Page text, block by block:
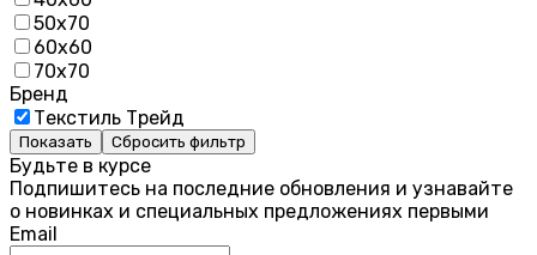
50х70
60х60
70х70
Бренд
Текстиль Трейд
Показать Сбросить фильтр
Будьте в курсе
Подпишитесь на последние обновления и узнавайте
о новинках и специальных предложениях первыми
Email